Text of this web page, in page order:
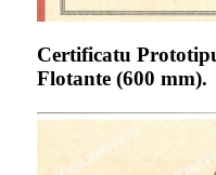
Certificatu
Flotante (600 mm).